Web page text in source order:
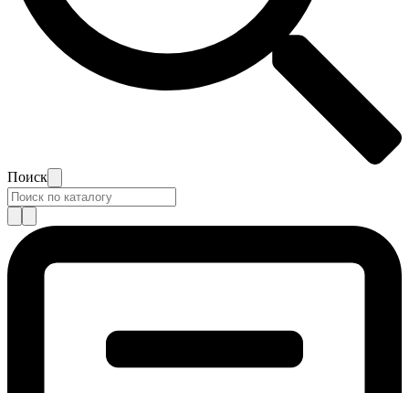
Поиск